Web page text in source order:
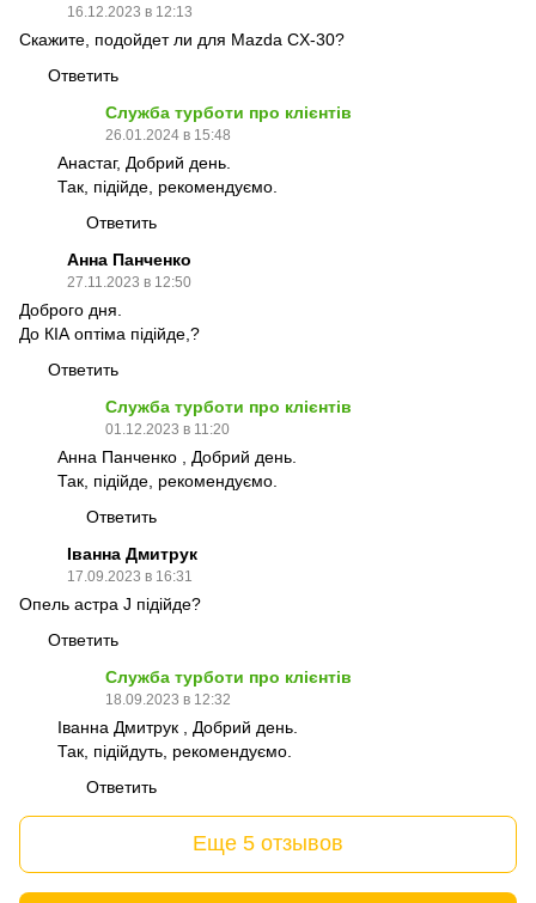
16.12.2023 в 12:13
Скажите, подойдет ли для Mazda CX-30?
Ответить
Служба турботи про клієнтів
26.01.2024 в 15:48
Анастаг, Добрий день.
Так, підійде, рекомендуємо.
Ответить
Анна Панченко
27.11.2023 в 12:50
Доброго дня.
До КІА оптіма підійде,?
Ответить
Служба турботи про клієнтів
01.12.2023 в 11:20
Анна Панченко , Добрий день.
Так, підійде, рекомендуємо.
Ответить
Іванна Дмитрук
17.09.2023 в 16:31
Опель астра J підійде?
Ответить
Служба турботи про клієнтів
18.09.2023 в 12:32
Іванна Дмитрук , Добрий день.
Так, підійдуть, рекомендуємо.
Ответить
Еще 5 отзывов